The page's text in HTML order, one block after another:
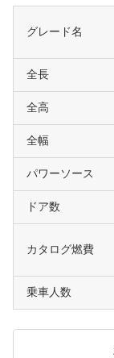
グレード名
全長
全高
全幅
パワーソース
ドア数
カタログ燃費
乗車人数